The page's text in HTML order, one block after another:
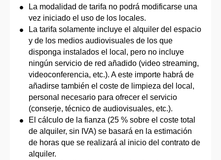
La modalidad de tarifa no podrá modificarse una
vez iniciado el uso de los locales.
La tarifa solamente incluye el alquiler del espacio
y de los medios audiovisuales de los que
disponga instalados el local, pero no incluye
ningún servicio de red añadido (video streaming,
videoconferencia, etc.). A este importe habrá de
añadirse también el coste de limpieza del local,
personal necesario para ofrecer el servicio
(conserje, técnico de audiovisuales, etc.).
El cálculo de la fianza (25 % sobre el coste total
de alquiler, sin IVA) se basará en la estimación
de horas que se realizará al inicio del contrato de
alquiler.